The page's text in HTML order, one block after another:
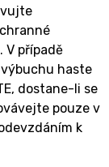
V případě
haste
dostane-li se
pouze v
k